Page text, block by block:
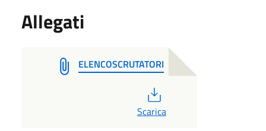
Allegati
ELENCOSCRUTATORI
Scarica